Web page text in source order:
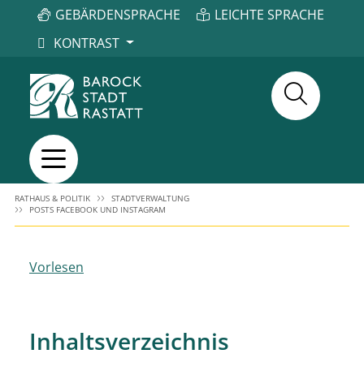
GEBÄRDENSPRACHE
LEICHTE SPRACHE
KONTRAST
RATHAUS & POLITIK
STADTVERWALTUNG
POSTS FACEBOOK UND INSTAGRAM
Vorlesen
Inhaltsverzeichnis